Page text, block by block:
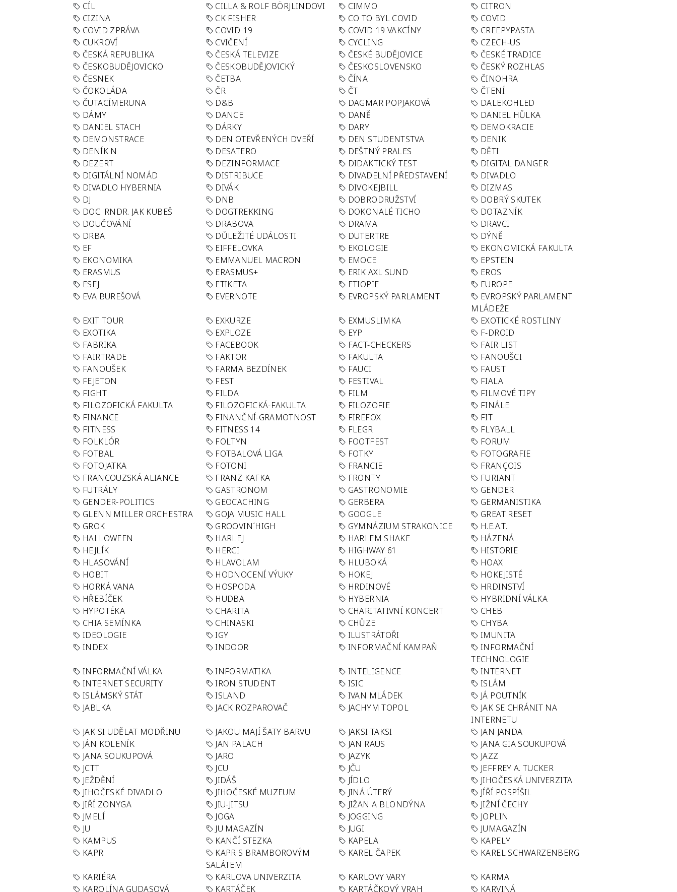
CÍL
CILLA & ROLF BÖRJLINDOVI CIMMO
CITRON
CIZINA
CK FISHER CO TO BYL COVID
COVID
COVID ZPRÁVA
COVID-19 COVID-19 VAKCÍNY
CREEPYPASTA
CUKROVÍ
CVIČENÍ CYCLING
CZECH-US
ČESKÁ REPUBLIKA
ČESKÁ TELEVIZE ČESKÉ BUDĚJOVICE
ČESKÉ TRADICE
ČESKOBUDĚJOVICKO
ČESKOBUDĚJOVICKÝ ČESKOSLOVENSKO
ČESKÝ ROZHLAS
ČESNEK
ČETBA ČÍNA
ČINOHRA
ČOKOLÁDA
ČR ČT
ČTENÍ
ČUTACÍMERUNA
D&B DAGMAR POPJAKOVÁ
DALEKOHLED
DÁMY
DANCE DANĚ
DANIEL HŮLKA
DANIEL STACH
DÁRKY DARY
DEMOKRACIE
DEMONSTRACE
DEN OTEVŘENÝCH DVEŘÍ DEN STUDENTSTVA
DENIK
DENÍK N
DESATERO DEŠTNÝ PRALES
DĚTI
DEZERT
DEZINFORMACE DIDAKTICKÝ TEST
DIGITAL DANGER
DIGITÁLNÍ NOMÁD
DISTRIBUCE DIVADELNÍ PŘEDSTAVENÍ
DIVADLO
DIVADLO HYBERNIA
DIVÁK DIVOKEJBILL
DIZMAS
DJ
DNB DOBRODRUŽSTVÍ
DOBRÝ SKUTEK
DOC. RNDR. JAK KUBEŠ
DOGTREKKING DOKONALÉ TICHO
DOTAZNÍK
DOUČOVÁNÍ
DRABOVA DRAMA
DRAVCI
DRBA
DŮLEŽITÉ UDÁLOSTI DUTERTRE
DÝNĚ
EF
EIFFELOVKA EKOLOGIE
EKONOMICKÁ FAKULTA
EKONOMIKA
EMMANUEL MACRON EMOCE
EPSTEIN
ERASMUS
ERASMUS+ ERIK AXL SUND
EROS
ESEJ
ETIKETA ETIOPIE
EUROPE
EVA BUREŠOVÁ
EVERNOTE EVROPSKÝ PARLAMENT
EVROPSKÝ PARLAMENT
MLÁDEŽE
EXIT TOUR
EXKURZE EXMUSLIMKA
EXOTICKÉ ROSTLINY
EXOTIKA
EXPLOZE EYP
F-DROID
FABRIKA
FACEBOOK FACT-CHECKERS
FAIR LIST
FAIRTRADE
FAKTOR FAKULTA
FANOUŠCI
FANOUŠEK
FARMA BEZDÍNEK FAUCI
FAUST
FEJETON
FEST FESTIVAL
FIALA
FIGHT
FILDA FILM
FILMOVÉ TIPY
FILOZOFICKÁ FAKULTA
FILOZOFICKÁ-FAKULTA FILOZOFIE
FINÁLE
FINANCE
FINANČNÍ-GRAMOTNOST FIREFOX
FIT
FITNESS
FITNESS 14 FLEGR
FLYBALL
FOLKLÓR
FOLTYN FOOTFEST
FORUM
FOTBAL
FOTBALOVÁ LIGA FOTKY
FOTOGRAFIE
FOTOJATKA
FOTONI FRANCIE
FRANÇOIS
FRANCOUZSKÁ ALIANCE
FRANZ KAFKA FRONTY
FURIANT
FUTRÁLY
GASTRONOM GASTRONOMIE
GENDER
GENDER-POLITICS
GEOCACHING GERBERA
GERMANISTIKA
GLENN MILLER ORCHESTRA
GOJA MUSIC HALL GOOGLE
GREAT RESET
GROK
GROOVIN´HIGH GYMNÁZIUM STRAKONICE
H.E.A.T.
HALLOWEEN
HARLEJ HARLEM SHAKE
HÁZENÁ
HEJLÍK
HERCI HIGHWAY 61
HISTORIE
HLASOVÁNÍ
HLAVOLAM HLUBOKÁ
HOAX
HOBIT
HODNOCENÍ VÝUKY HOKEJ
HOKEJISTÉ
HORKÁ VANA
HOSPODA HRDINOVÉ
HRDINSTVÍ
HŘEBÍČEK
HUDBA HYBERNIA
HYBRIDNÍ VÁLKA
HYPOTÉKA
CHARITA CHARITATIVNÍ KONCERT
CHEB
CHIA SEMÍNKA
CHINASKI CHŮZE
CHYBA
IDEOLOGIE
IGY ILUSTRÁTOŘI
IMUNITA
INDEX
INDOOR INFORMAČNÍ KAMPAŇ
INFORMAČNÍ
TECHNOLOGIE
INFORMAČNÍ VÁLKA
INFORMATIKA INTELIGENCE
INTERNET
INTERNET SECURITY
IRON STUDENT ISIC
ISLÁM
ISLÁMSKÝ STÁT
ISLAND IVAN MLÁDEK
JÁ POUTNÍK
JABLKA
JACK ROZPAROVAČ JACHYM TOPOL
JAK SE CHRÁNIT NA
INTERNETU
JAK SI UDĚLAT MODŘINU
JAKOU MAJÍ ŠATY BARVU JAKSI TAKSI
JAN JANDA
JÁN KOLENÍK
JAN PALACH JAN RAUS
JANA GIA SOUKUPOVÁ
JANA SOUKUPOVÁ
JARO JAZYK
JAZZ
JCTT
JCU JČU
JEFFREY A. TUCKER
JEŽDĚNÍ
JIDÁŠ JÍDLO
JIHOČESKÁ UNIVERZITA
JIHOČESKÉ DIVADLO
JIHOČESKÉ MUZEUM JINÁ ÚTERÝ
JÍŘÍ POSPÍŠIL
JIŘÍ ZONYGA
JIU-JITSU JIŽAN A BLONDÝNA
JIŽNÍ ČECHY
JMELÍ
JOGA JOGGING
JOPLIN
JU
JU MAGAZÍN JUGI
JUMAGAZÍN
KAMPUS
KANČÍ STEZKA KAPELA
KAPELY
KAPR
KAPR S BRAMBOROVÝM
SALÁTEM
KAREL ČAPEK KAREL SCHWARZENBERG
KARIÉRA KARLOVA UNIVERZITA KARLOVY VARY
KARMA
KAROLÍNA GUDASOVÁ
KARTÁČEK KARTÁČKOVÝ VRAH KARVINÁ